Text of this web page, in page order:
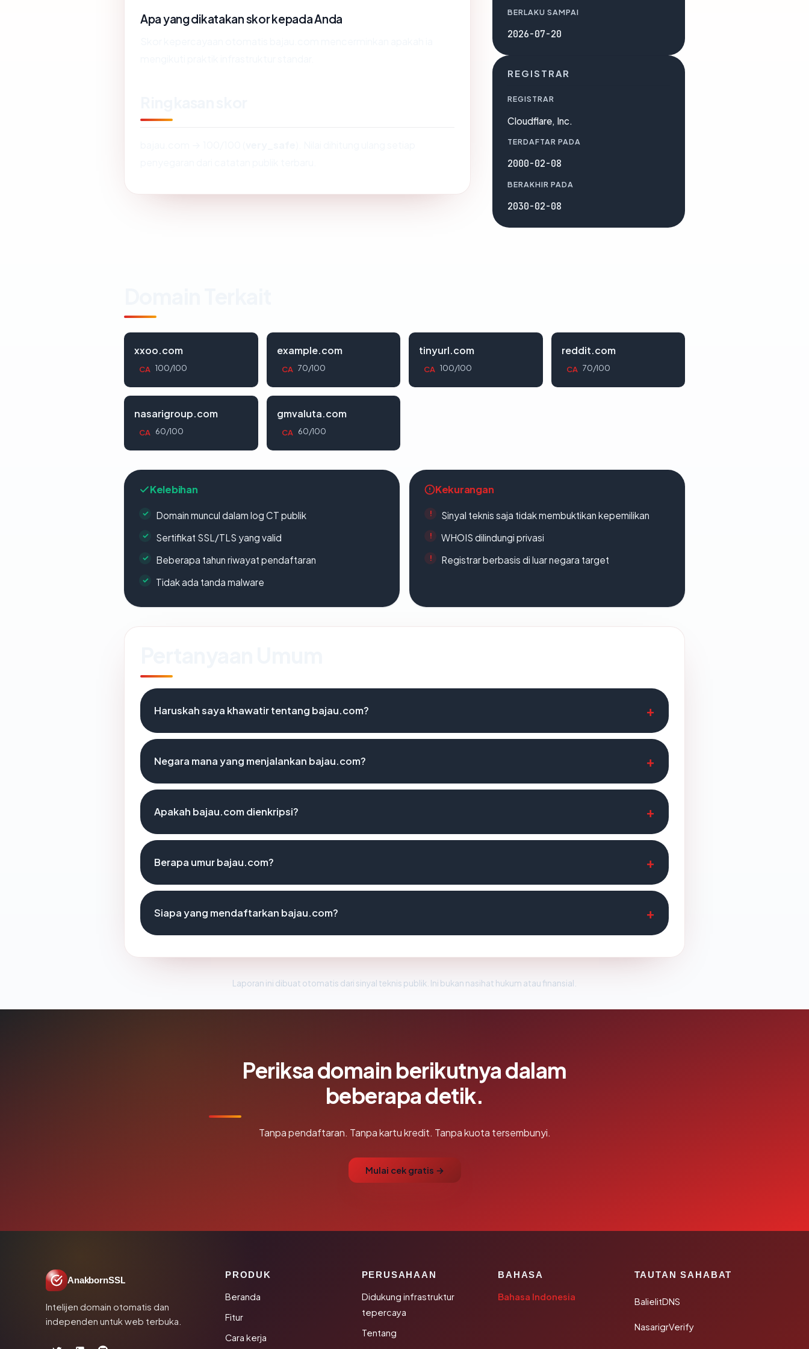
Apa yang dikatakan skor kepada Anda BERLAKU SAMPAI
2026-07-20
REGISTRAR
REGISTRAR
Cloudflare, Inc.
TERDAFTAR PADA
2000-02-08
BERAKHIR PADA
2030-02-08
xxoo.com
CA 100/100
example.com
CA 70/100
tinyurl.com
CA 100/100
reddit.com
CA 70/100
nasarigroup.com
CA 60/100
gmvaluta.com
CA 60/100
Kelebihan
Domain muncul dalam log CT publik
Sertifikat SSL/TLS yang valid
Beberapa tahun riwayat pendaftaran
Tidak ada tanda malware
Kekurangan
Sinyal teknis saja tidak membuktikan kepemilikan
WHOIS dilindungi privasi
Registrar berbasis di luar negara target
Haruskah saya khawatir tentang bajau.com?
Negara mana yang menjalankan bajau.com?
Apakah bajau.com dienkripsi?
Berapa umur bajau.com?
Siapa yang mendaftarkan bajau.com?
Laporan ini dibuat otomatis dari sinyal teknis publik. Ini bukan nasihat hukum atau finansial.
Periksa domain berikutnya dalam
beberapa detik.
Tanpa pendaftaran. Tanpa kartu kredit. Tanpa kuota tersembunyi.
Mulai cek gratis →
AnakbornSSL
Intelijen domain otomatis dan
independen untuk web terbuka.
PRODUK
Beranda
Fitur
Cara kerja
PERUSAHAAN
Didukung infrastruktur
tepercaya
Tentang
BAHASA
Bahasa Indonesia
TAUTAN SAHABAT
BalielitDNS
NasarigrVerify